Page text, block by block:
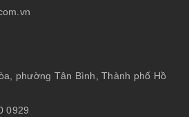
phường Tân Bình, Thành phố Hồ
0929